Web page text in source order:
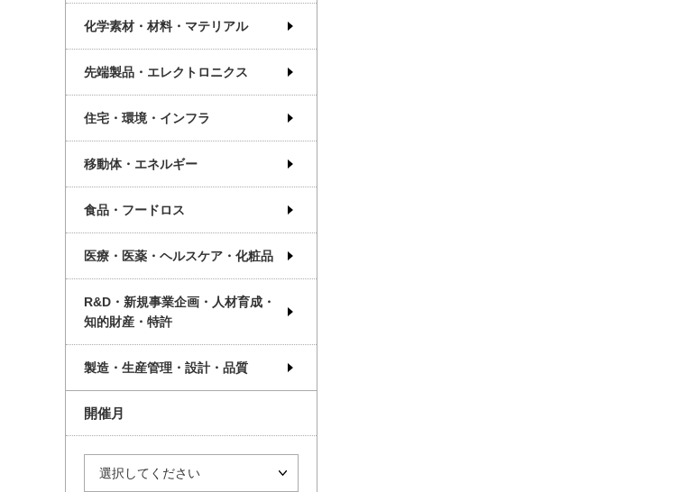
化学素材・材料・マテリアル
先端製品・エレクトロニクス
住宅・環境・インフラ
移動体・エネルギー
食品・フードロス
医療・医薬・ヘルスケア・化粧品
R&D・新規事業企画・人材育成・
知的財産・特許
製造・生産管理・設計・品質
開催月